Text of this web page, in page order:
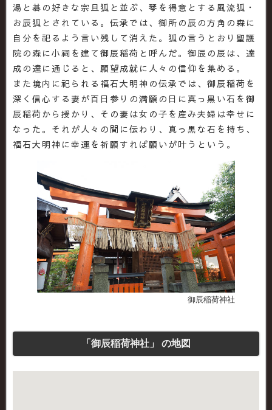
湯と碁の好きな宗旦狐と並ぶ、琴を得意とする風流狐・
お辰狐とされている。伝承では、御所の辰の方角の森に
自分を祀るよう言い残して消えた。狐の言うとおり聖護
院の森に小祠を建て御辰稲荷と呼んだ。御辰の辰は、達
成の達に通じると、願望成就に人々の信仰を集める。
また境内に祀られる福石大明神の伝承では、御辰稲荷を
深く信心する妻が百日参りの満願の日に真っ黒い石を御
辰稲荷から授かり、その妻は女の子を産み夫婦は幸せに
なった。それが人々の間に伝わり、真っ黒な石を持ち、
福石大明神に幸運を祈願すれば願いが叶うという。
御辰稲荷神社
「御辰稲荷神社」 の地図